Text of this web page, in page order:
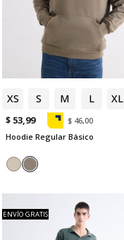
XS S M L XL
$ 53,99
$ 46,00
Hoodie Regular Básico
ENVÍO GRATIS